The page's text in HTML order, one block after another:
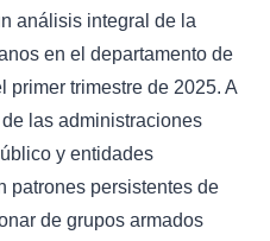
análisis integral de la
en el departamento de
primer trimestre de 2025. A
las administraciones
y entidades
patrones persistentes de
de grupos armados